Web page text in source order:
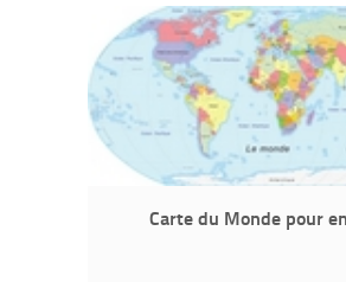
Carte du Monde pour